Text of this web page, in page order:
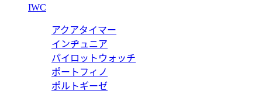
IWC
アクアタイマー
インヂュニア
パイロットウォッチ
ポートフィノ
ポルトギーゼ